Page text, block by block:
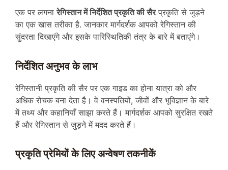
एक पर लगनारेगिस्तान में निर्देशित प्रकृति की सैरप्रकृति से जुड़ने
का एक खास तरीका है. जानकार मार्गदर्शक आपको रेगिस्तान की
सुंदरता दिखाएंगे और इसके पारिस्थितिकी तंत्र के बारे में बताएंगे।
निर्देशित अनुभव के लाभ
रेगिस्तानी प्रकृति की सैर पर एक गाइड का होना यात्रा को और
अधिक रोचक बना देता है। वे वनस्पतियों, जीवों और भूविज्ञान के बारे
में तथ्य और कहानियाँ साझा करते हैं। मार्गदर्शक आपको सुरक्षित रखते
हैं और रेगिस्तान से जुड़ने में मदद करते हैं।
प्रकृति प्रेमियों के लिए अन्वेषण तकनीकें